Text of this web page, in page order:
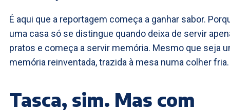
É aqui que a reportagem começa a ganhar sabor.
uma casa só se distingue quando deixa de servir
pratos e começa a servir memória. Mesmo que seja
memória reinventada, trazida à mesa numa colher fria.
Tasca, sim. Mas com